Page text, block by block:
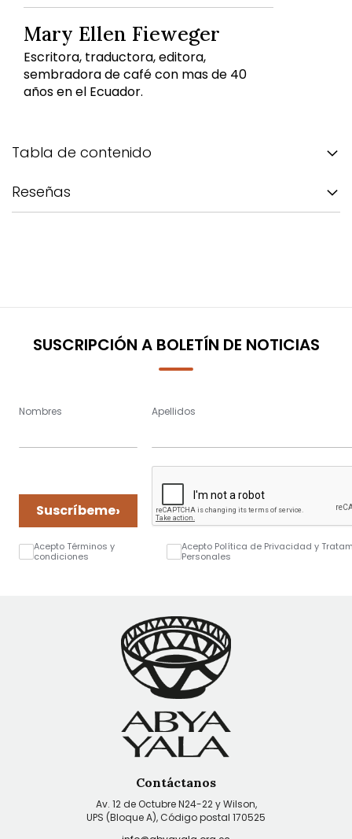
Mary Ellen Fieweger
Escritora, traductora, editora,
sembradora de café con mas de 40
años en el Ecuador.
Tabla de contenido
Reseñas
SUSCRIPCIÓN A BOLETÍN DE NOTICIAS
Nombres Apellidos
Suscríbeme›
Acepto Términos y
condiciones
Acepto Política de Privacidad y
Personales
Contáctanos
Av. 12 de Octubre N24-22 y Wilson,
UPS (Bloque A), Código postal 170525